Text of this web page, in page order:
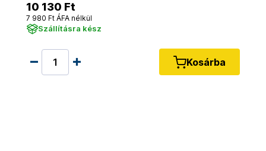
10 130 Ft
7 980 Ft ÁFA nélkül
Szállításra kész
Kosárba